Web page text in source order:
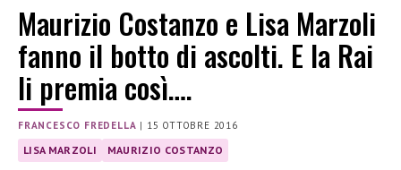
Maurizio Costanzo e Lisa Marzoli
fanno il botto di ascolti. E la Rai
li premia così….
FRANCESCO FREDELLA | 15 OTTOBRE 2016
LISA MARZOLI MAURIZIO COSTANZO